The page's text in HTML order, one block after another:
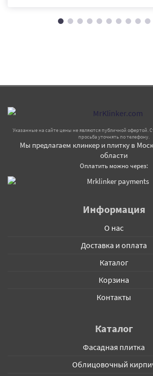
Указанные на сайте цены не являются публичной офертой.
просьба уточнять по телефону.
Мы предлагаем клинкер и плитку в
области
Оплатить можно через:
Информация
О нас
Доставка и оплата
Каталог
Корзина
Контакты
Каталог
Фасадная плитка
Облицовочный